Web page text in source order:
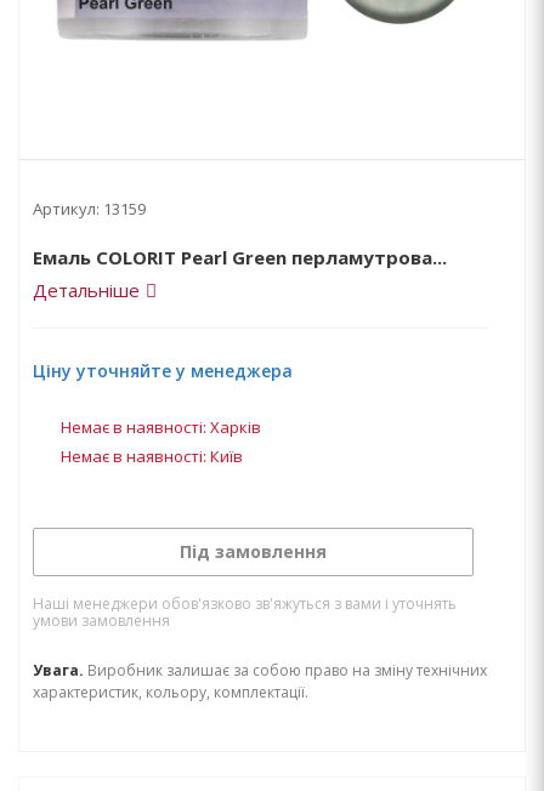
Артикул: 13159
Емаль COLORIT Pearl Green перламутрова...
Детальніше
Ціну уточняйте у менеджера
Немає в наявності: Харків
Немає в наявності: Київ
Під замовлення
Наші менеджери обов'язково зв'яжуться з вами і уточнять
умови замовлення
Увага. Виробник залишає за собою право на зміну технічних
характеристик, кольору, комплектації.